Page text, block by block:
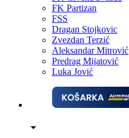
FK Partizan
FSS
Dragan Stojkovic
Zvezdan Terzić
Aleksandar Mitrović
Predrag Mijatović
Luka Jović